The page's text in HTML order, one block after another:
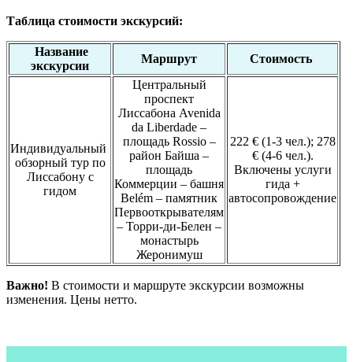
Таблица стоимости экскурсий:
Название
экскурсии
Маршрут Стоимость
Индивидуальный
обзорный тур по
Лиссабону с
гидом
Центральный
проспект
Лиссабона Avenida
da Liberdade –
площадь Rossio –
район Байша –
площадь
Коммерции – башня
Belém – памятник
Первооткрывателям
– Торри-ди-Белен –
монастырь
Жеронимуш
222 € (1-3 чел.); 278
€ (4-6 чел.).
Включены услуги
гида +
автосопровождение
Важно! В стоимости и маршруте экскурсии возможны
изменения. Цены нетто.